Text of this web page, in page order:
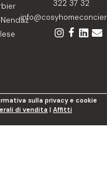
322 37 32
sulla privacy e cookie
di vendita | Affitti